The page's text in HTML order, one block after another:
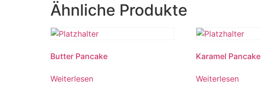
Ähnliche Produkte
Butter Pancake
Weiterlesen
Karamel Pancake
Weiterlesen